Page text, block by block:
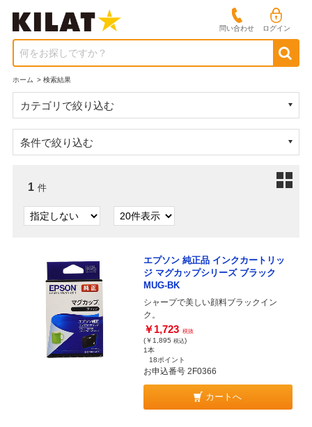
問い合わせ ログイン
何をお探しですか？
ホーム > 検索結果
カテゴリで絞り込む
条件で絞り込む
1 件
エプソン 純正品 インクカートリッ
ジ マグカップシリーズ ブラック
MUG-BK
シャープで美しい顔料ブラックイン
ク。
￥1,723 税抜
(￥1,895 税込)
1本
18ポイント
お申込番号 2F0366
カートへ